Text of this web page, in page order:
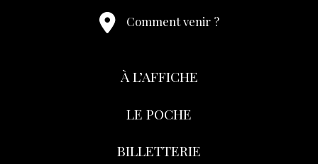
Comment venir ?
À L’AFFICHE
LE POCHE
BILLETTERIE